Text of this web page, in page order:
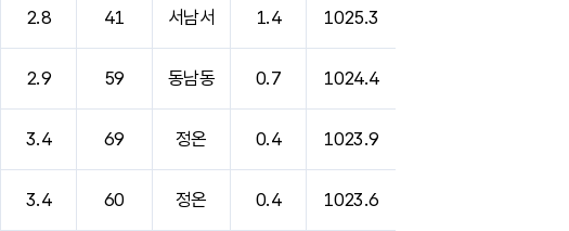
2.8 41 서남서 1.4 1025.3
2.9 59 동남동 0.7 1024.4
3.4 69 정온 0.4 1023.9
3.4 60 정온 0.4 1023.6